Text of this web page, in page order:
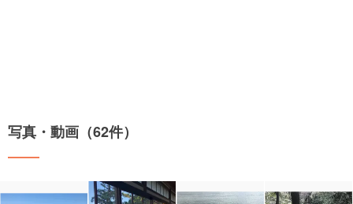
写真・動画（62件）